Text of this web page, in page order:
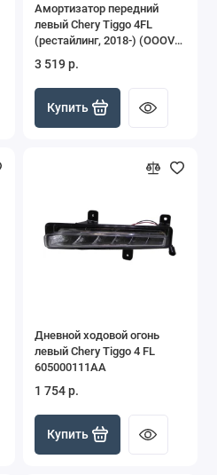
Амортизатор передний
левый Chery Tiggo 4FL
(рестайлинг, 2018-) (OOOVE)
VE202000261AA
3 519 р.
Купить
Дневной ходовой огонь
левый Chery Tiggo 4 FL
605000111AA
1 754 р.
Купить